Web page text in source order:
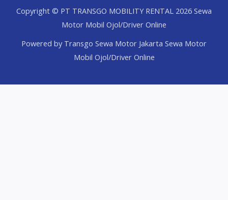
Copyright © PT TRANSGO MOBILITY RENTAL 2026 Sewa
Motor Mobil Ojol/Driver Online
Powered by Transgo Sewa Motor Jakarta Sewa Motor
Mobil Ojol/Driver Online